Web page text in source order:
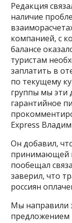
Редакция
наличие
компанией, с
балансе
туристам
заплатить в
по текущему
группы мы эти
гарантийное
Express
Он добавил,
принимающей
пообещал
заверил, что
россиян
Мы направили
предложением